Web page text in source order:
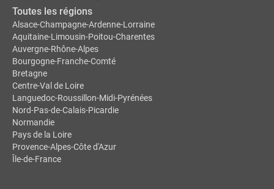
Toutes les régions
Alsace-Champagne-Ardenne-Lorraine
Aquitaine-Limousin-Poitou-Charentes
Auvergne-Rhône-Alpes
Bourgogne-Franche-Comté
Bretagne
Centre-Val de Loire
Languedoc-Roussillon-Midi-Pyrénées
Nord-Pas-de-Calais-Picardie
Normandie
Pays de la Loire
Provence-Alpes-Côte d'Azur
Île-de-France